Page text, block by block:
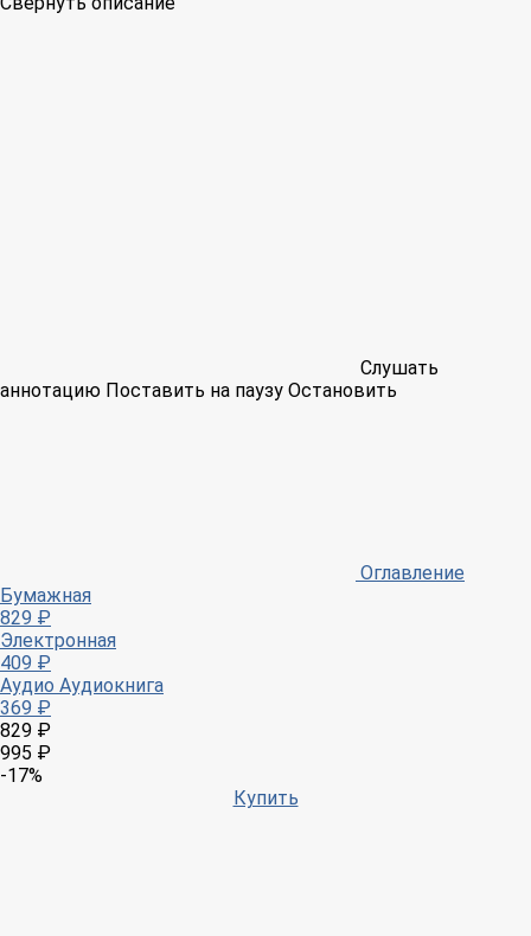
Слушать
аннотацию Поставить на паузу Остановить
Оглавление
Бумажная
829 ₽
Электронная
409 ₽
Аудио Аудиокнига
369 ₽
829 ₽
995 ₽
-17%
Купить